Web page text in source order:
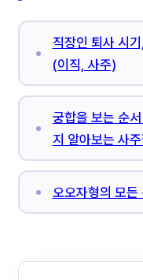
직장인 퇴사 시
(이직, 사주)
궁합을 보는 순
지 알아보는 사
오오자형의 모